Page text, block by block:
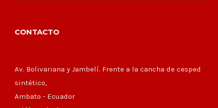
CONTACTO
Av. Bolivariana y Jambelí. Frente a la cancha de cesped
sintético,
Ambato - Ecuador